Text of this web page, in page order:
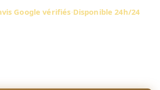
Google vérifiés·Disponible 24h/24